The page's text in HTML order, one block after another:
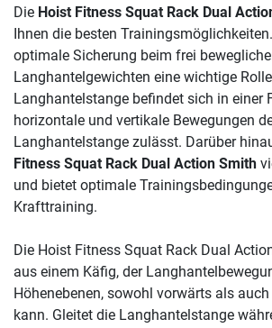
Die Hoist Fitness Squat Rack Dual
Ihnen die besten
optimale Sicherung beim frei
Langhantelgewichten eine wichtige
Langhantelstange befindet sich in einer
horizontale und vertikale Bewegungen
Langhantelstange zulässt. Darüber
Fitness Squat Rack Dual Action Smith
und bietet optimale
Krafttraining.
Die Hoist Fitness Squat Rack Dual
aus einem Käfig, der
Höhenebenen, sowohl vorwärts als
kann. Gleitet die Langhantelstange